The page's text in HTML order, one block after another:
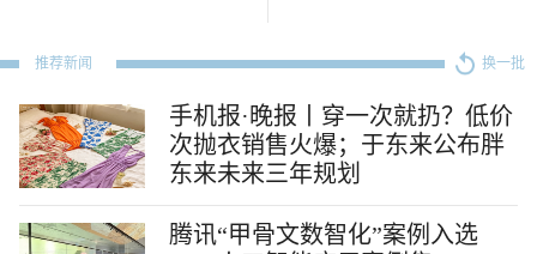
推荐新闻 换一批
手机报·晚报丨穿一次就扔？低价
次抛衣销售火爆；于东来公布胖
东来未来三年规划
腾讯“甲骨文数智化”案例入选